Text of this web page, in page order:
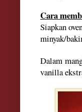
Cara
Siapkan
minyak/
Dalam
vanilla